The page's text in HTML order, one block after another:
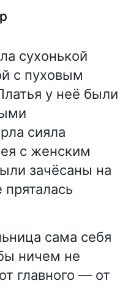
сухонькой
с пуховым
у неё были
сияла
с женским
зачёсаны на
сама себя
ничем не
главного — от